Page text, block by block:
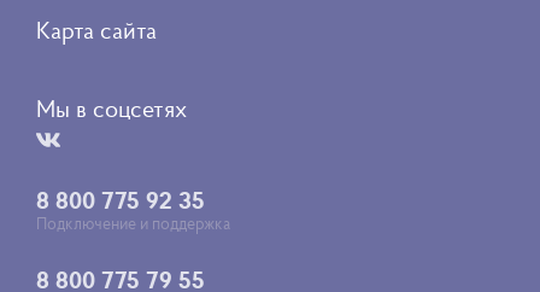
Карта сайта
Мы в соцсетях
8 800 775 92 35
Подключение и поддержка
8 800 775 79 55